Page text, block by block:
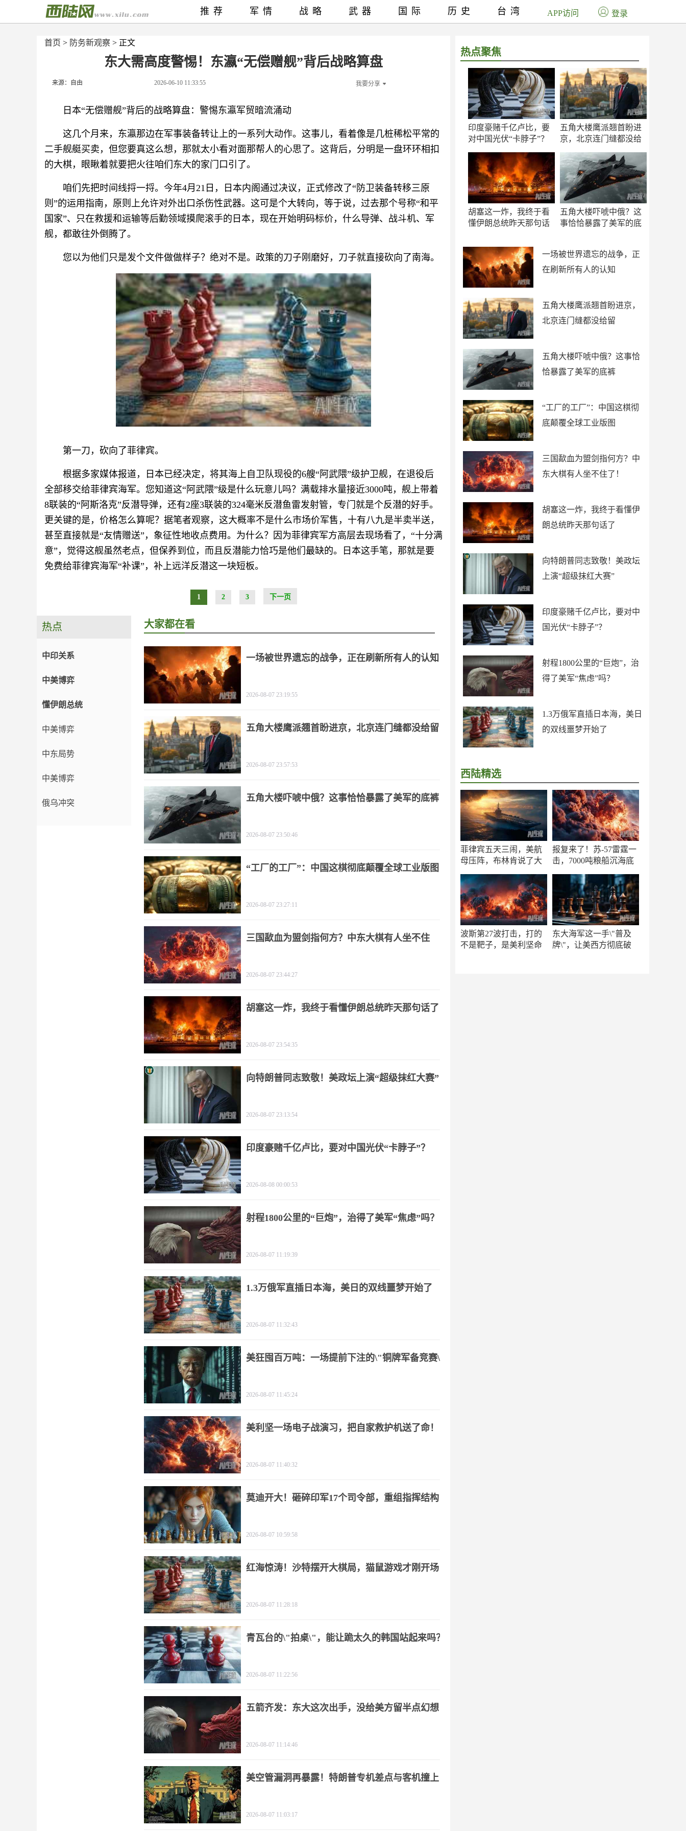
首页 > 防务新观察 > 正文
东大需高度警惕！东瀛“无偿赠舰”背后战略算盘
来源：自由 2026-06-10 11:33:55 我要分享
日本“无偿赠舰”背后的战略算盘：警惕东瀛军贸暗流涌动
这几个月来，东瀛那边在军事装备转让上的一系列大动作。这事儿，看着像是几桩稀松平常的
二手舰艇买卖，但您要真这么想，那就太小看对面那帮人的心思了。这背后，分明是一盘环环相扣
的大棋，眼瞅着就要把火往咱们东大的家门口引了。
咱们先把时间线捋一捋。今年4月21日，日本内阁通过决议，正式修改了“防卫装备转移三原
则”的运用指南，原则上允许对外出口杀伤性武器。这可是个大转向，等于说，过去那个号称“和平
国家”、只在救援和运输等后勤领域摸爬滚手的日本，现在开始明码标价，什么导弹、战斗机、军
舰，都敢往外倒腾了。
您以为他们只是发个文件做做样子？绝对不是。政策的刀子刚磨好，刀子就直接砍向了南海。
第一刀，砍向了菲律宾。
根据多家媒体报道，日本已经决定，将其海上自卫队现役的6艘“阿武隈”级护卫舰，在退役后
全部移交给菲律宾海军。您知道这“阿武隈”级是什么玩意儿吗？满载排水量接近3000吨，舰上带着
8联装的“阿斯洛克”反潜导弹，还有2座3联装的324毫米反潜鱼雷发射管，专门就是个反潜的好手。
更关键的是，价格怎么算呢？据笔者观察，这大概率不是什么市场价军售，十有八九是半卖半送，
甚至直接就是“友情赠送”，象征性地收点费用。为什么？因为菲律宾军方高层去现场看了，“十分满
意”，觉得这舰虽然老点，但保养到位，而且反潜能力恰巧是他们最缺的。日本这手笔，那就是要
免费给菲律宾海军“补课”，补上远洋反潜这一块短板。
1 2 3 下一页
热点聚焦
印度豪赌千亿卢比，要
对中国光伏“卡脖子”？
五角大楼鹰派翘首盼进
京，北京连门缝都没给
胡塞这一炸，我终于看
懂伊朗总统昨天那句话
五角大楼吓唬中俄？这
事恰恰暴露了美军的底
一场被世界遗忘的战争，正
在刷新所有人的认知
五角大楼鹰派翘首盼进京，
北京连门缝都没给留
五角大楼吓唬中俄？这事恰
恰暴露了美军的底裤
“工厂的工厂”：中国这棋彻
底颠覆全球工业版图
三国歃血为盟剑指何方？中
东大棋有人坐不住了！
胡塞这一炸，我终于看懂伊
朗总统昨天那句话了
向特朗普同志致敬！美政坛
上演“超级抹红大赛”
印度豪赌千亿卢比，要对中
国光伏“卡脖子”？
射程1800公里的“巨炮”，治
得了美军“焦虑”吗？
1.3万俄军直插日本海，美日
的双线噩梦开始了
西陆精选
菲律宾五天三闹，美航
母压阵，布林肯说了大
报复来了！苏-57雷霆一
击，7000吨粮船沉海底
波斯第27波打击，打的
不是靶子，是美利坚命
东大海军这一手\"普及
牌\"，让美西方彻底破
推荐 军情 战略 武器 国际 历史 台湾 APP访问 登录
热点
中印关系
中美博弈
懂伊朗总统
中美博弈
中东局势
中美博弈
俄乌冲突
大家都在看
一场被世界遗忘的战争，正在刷新所有人的认知
2026-08-07 23:19:55
五角大楼鹰派翘首盼进京，北京连门缝都没给留
2026-08-07 23:57:53
五角大楼吓唬中俄？这事恰恰暴露了美军的底裤
2026-08-07 23:50:46
“工厂的工厂”：中国这棋彻底颠覆全球工业版图
2026-08-07 23:27:11
三国歃血为盟剑指何方？中东大棋有人坐不住
2026-08-07 23:44:27
胡塞这一炸，我终于看懂伊朗总统昨天那句话了
2026-08-07 23:54:35
向特朗普同志致敬！美政坛上演“超级抹红大赛”
2026-08-07 23:13:54
印度豪赌千亿卢比，要对中国光伏“卡脖子”？
2026-08-08 00:00:53
射程1800公里的“巨炮”，治得了美军“焦虑”吗？
2026-08-07 11:19:39
1.3万俄军直插日本海，美日的双线噩梦开始了
2026-08-07 11:32:43
美狂囤百万吨：一场提前下注的\"铜牌军备竞赛\"
2026-08-07 11:45:24
美利坚一场电子战演习，把自家救护机送了命！
2026-08-07 11:40:32
莫迪开大！砸碎印军17个司令部，重组指挥结构
2026-08-07 10:59:58
红海惊涛！沙特摆开大棋局，猫鼠游戏才刚开场
2026-08-07 11:28:18
青瓦台的\"拍桌\"，能让跪太久的韩国站起来吗？
2026-08-07 11:22:56
五箭齐发：东大这次出手，没给美方留半点幻想
2026-08-07 11:14:46
美空管漏洞再暴露！特朗普专机差点与客机撞上
2026-08-07 11:03:17